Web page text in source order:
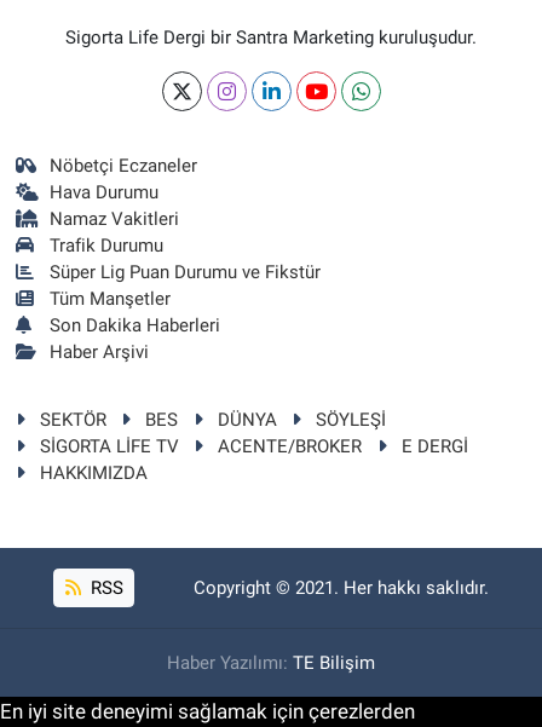
Sigorta Life Dergi bir Santra Marketing kuruluşudur.
Nöbetçi Eczaneler
Hava Durumu
Namaz Vakitleri
Trafik Durumu
Süper Lig Puan Durumu ve Fikstür
Tüm Manşetler
Son Dakika Haberleri
Haber Arşivi
SEKTÖR BES DÜNYA
SÖYLEŞİ
SİGORTA LİFE TV
ACENTE/BROKER
E DERGİ
HAKKIMIZDA
RSS Copyright © 2021. Her hakkı saklıdır.
Haber Yazılımı: TE Bilişim
En iyi site deneyimi sağlamak için çerezlerden